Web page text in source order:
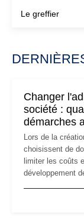
Le greffier
Changer
société :
démarches
Lors de la
choisissent de
limiter les coûts
développement
professionnels,